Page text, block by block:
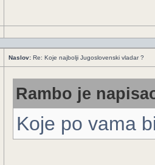
Naslov: Re: Koje najbolji Jugoslovenski vladar ?
Rambo je
Koje po vama